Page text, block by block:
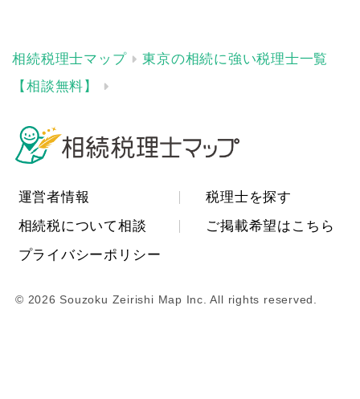
東京の相続に強い税理士一覧
【相談無料】
運営者情報
税理士を探す
相続税について相談
ご掲載希望はこちら
プライバシーポリシー
© 2026 Souzoku Zeirishi Map Inc. All rights reserved.